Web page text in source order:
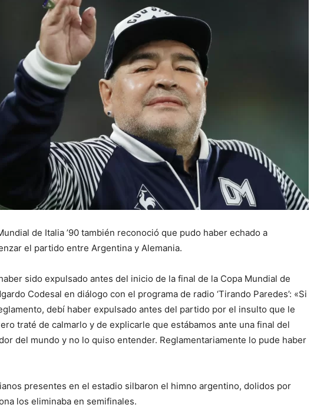
de Italia ’90 también reconoció que pudo haber echado a
el partido entre Argentina y Alemania.
sido expulsado antes del inicio de la final de la Copa Mundial de
Codesal en diálogo con el programa de radio ‘Tirando Paredes’: «Si
debí haber expulsado antes del partido por el insulto que le
traté de calmarlo y de explicarle que estábamos ante una final del
del mundo y no lo quiso entender. Reglamentariamente lo pude haber
presentes en el estadio silbaron el himno argentino, dolidos por
los eliminaba en semifinales.